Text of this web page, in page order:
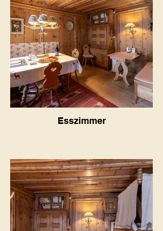
Esszimmer